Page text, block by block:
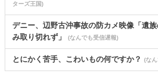
ターズ王国)
デニー、辺野古沖事故の防カメ映像「遺
み取り切れず」
(なんでも受信遅報)
とにかく苦手、こわいもの何ですか？ (な